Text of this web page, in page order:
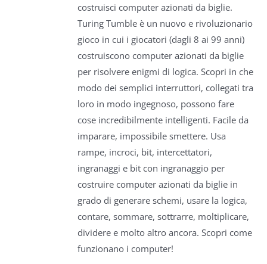
costruisci computer azionati da biglie.
Turing Tumble è un nuovo e rivoluzionario
gioco in cui i giocatori (dagli 8 ai 99 anni)
costruiscono computer azionati da biglie
per risolvere enigmi di logica. Scopri in che
modo dei semplici interruttori, collegati tra
loro in modo ingegnoso, possono fare
cose incredibilmente intelligenti. Facile da
imparare, impossibile smettere. Usa
rampe, incroci, bit, intercettatori,
ingranaggi e bit con ingranaggio per
costruire computer azionati da biglie in
grado di generare schemi, usare la logica,
contare, sommare, sottrarre, moltiplicare,
dividere e molto altro ancora. Scopri come
funzionano i computer!